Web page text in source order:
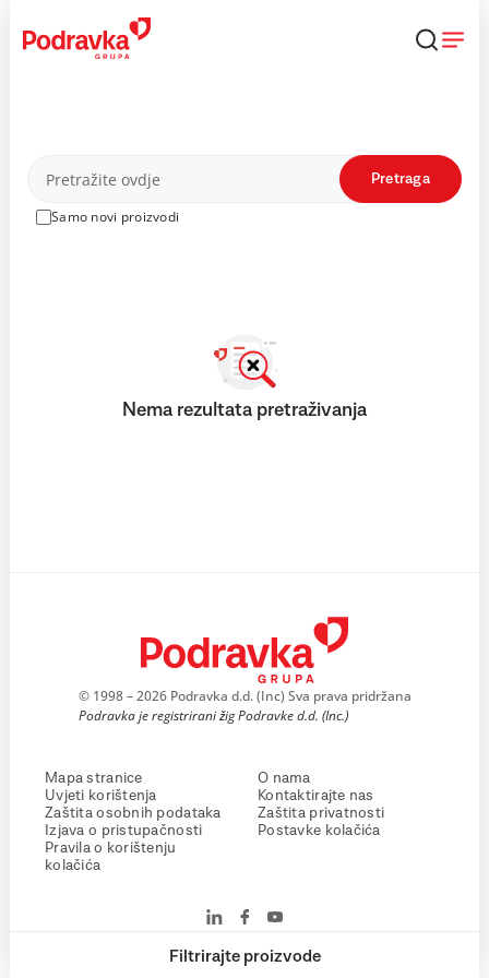
content
Proizvodi
Samo novi proizvodi
Pretraga
Filtrirajte proizvode
Nema rezultata pretraživanja
© 1998 – 2026 Podravka d.d. (Inc) Sva prava pridržana
Podravka je registrirani žig Podravke d.d. (Inc.)
Mapa stranice
Uvjeti korištenja
Zaštita osobnih podataka
Izjava o pristupačnosti
Pravila o korištenju
kolačića
O nama
Kontaktirajte nas
Zaštita privatnosti
Postavke kolačića